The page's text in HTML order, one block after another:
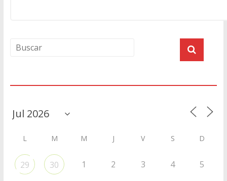
L M M J V S D
29 30 1 2 3 4 5